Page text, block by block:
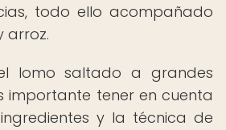
todo ello acompañado
arroz.
lomo saltado a grandes
importante tener en cuenta
y la técnica de